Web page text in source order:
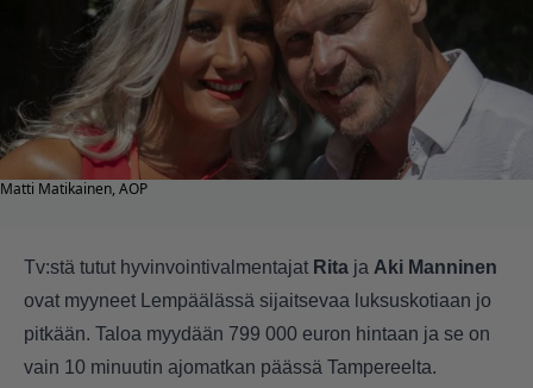
Matti Matikainen, AOP
Tv:stä tutut hyvinvointivalmentajat Rita ja Aki Manninen
ovat myyneet Lempäälässä sijaitsevaa luksuskotiaan jo
pitkään. Taloa myydään 799 000 euron hintaan ja se on
vain 10 minuutin ajomatkan päässä Tampereelta.